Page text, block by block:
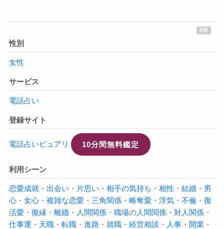
性別
女性
サービス
電話占い
登録サイト
電話占いピュアリ 10分間無料鑑定
利用シーン
恋愛成就・ 出会い ・ 片思い ・ 相手の気持ち ・ 相性 ・ 結婚・ 男
心・ 女心・ 複雑な恋愛 ・ 三角関係・ 略奪愛 ・ 浮気・ 不倫・ 復
活愛 ・ 復縁 ・ 離婚・ 人間関係・ 職場の人間関係・ 対人関係・
仕事運 ・ 天職・ 転職・ 進路 ・ 就職・ 経営相談 ・ 人事・ 開業 ・